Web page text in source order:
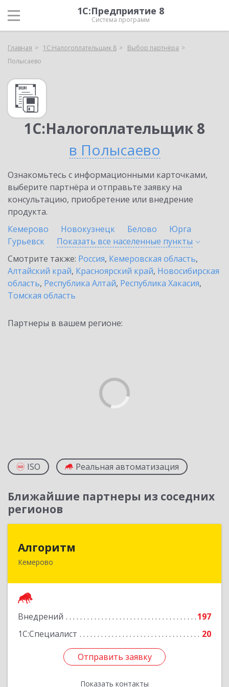
1С:Предприятие 8
Система программ
Главная 1С:Налогоплательщик 8
Выбор партнёра
Полысаево
1С:Налогоплательщик 8
в Полысаево
Ознакомьтесь с информационными карточками,
выберите партнёра и отправьте заявку на
консультацию, приобретение или внедрение
продукта.
Кемерово
Новокузнецк Белово
Юрга
Гурьевск
Показать все населенные пункты
Смотрите также: Россия, Кемеровская область,
Алтайский край, Красноярский край, Новосибирская
область, Республика Алтай, Республика Хакасия,
Томская область
Партнеры в вашем регионе:
ISO Реальная автоматизация
Ближайшие партнеры из соседних
регионов
Алгоритм
Кемерово
Внедрений
197
1С:Специалист
20
Отправить заявку
Показать контакты
Отправить заявку
Назад